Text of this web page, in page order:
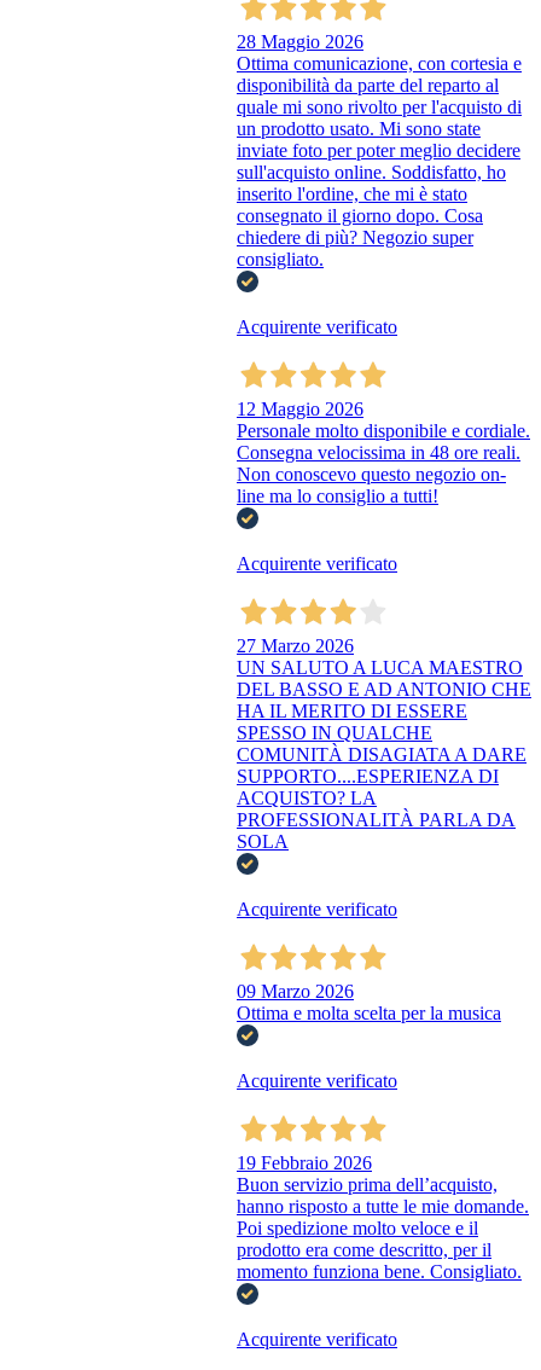
28 Maggio 2026
Ottima comunicazione, con cortesia e
disponibilità da parte del reparto al
quale mi sono rivolto per l'acquisto di
un prodotto usato. Mi sono state
inviate foto per poter meglio decidere
sull'acquisto online. Soddisfatto, ho
inserito l'ordine, che mi è stato
consegnato il giorno dopo. Cosa
chiedere di più? Negozio super
consigliato.
Acquirente verificato
12 Maggio 2026
Personale molto disponibile e cordiale.
Consegna velocissima in 48 ore reali.
Non conoscevo questo negozio on-
line ma lo consiglio a tutti!
Acquirente verificato
27 Marzo 2026
UN SALUTO A LUCA MAESTRO
DEL BASSO E AD ANTONIO CHE
HA IL MERITO DI ESSERE
SPESSO IN QUALCHE
COMUNITÀ DISAGIATA A DARE
SUPPORTO....ESPERIENZA DI
ACQUISTO? LA
PROFESSIONALITÀ PARLA DA
SOLA
Acquirente verificato
09 Marzo 2026
Ottima e molta scelta per la musica
Acquirente verificato
19 Febbraio 2026
Buon servizio prima dell’acquisto,
hanno risposto a tutte le mie domande.
Poi spedizione molto veloce e il
prodotto era come descritto, per il
momento funziona bene. Consigliato.
Acquirente verificato